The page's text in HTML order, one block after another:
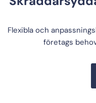
Flexibla och
företags